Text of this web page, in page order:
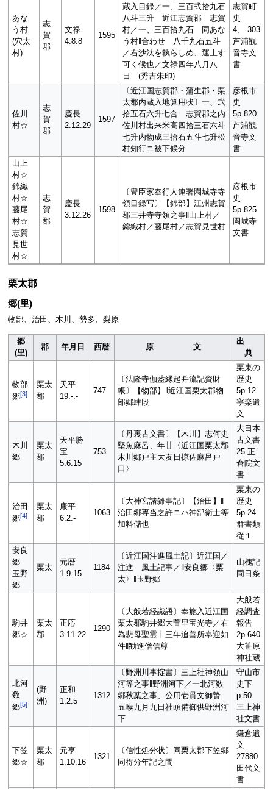
あな
う村
(穴太
村)
志
賀
郡
文禄
4.8.8
1595
蔵入目録／一、三百弐拾九石
八斗三升 近江志賀郡 志賀
村／一、三百拾九石 同あな
う村‖合わせ 八千九石五斗
／右沙汰を執らしめ、運上す
可く候也／文禄四年八月八
日 (秀吉朱印)
志賀町
史
4、.303
芦浦観
音寺文
書
佐川
村☆
志
賀
郡
慶長
2.12.29
1597
〔近江国志賀郡・蒲生郡・栗
太郡内蔵入地算用状〕一、弐
拾五石六升七合 志賀郡之内
佐川村出来米高四拾三石六斗
七升内物成三拾石五斗七升松
村知行ニ被下候分
彦根市
史
5p.820
芦浦観
音寺文
書
山上
村☆
錦織
村☆
藤尾
村☆
志賀
見世
村☆
志
賀
郡
慶長
3.12.26
1598
〔豊臣家奉行人連署園城寺寺
領目録写〕【錦部】江州志賀
郡三井寺寺領之事‖山上村／
錦織村／藤尾村／志賀見世村
彦根市
史
5p.825
園城寺
文書
栗太郡
郷(里)
物部、治田、木川、勢多、梨原
郷
(里)
郡 年月日 西暦 原 文
出
典
物部
郷[3]
栗太
郡
天平
19.-.-
747
〔法隆寺伽藍縁起并流記資財
帳〕【物部】‖近江国栗太郡物
部郷肆段
栗東の
歴史
5p.12
寧楽遺
文
木川
郷
栗太
郡
天平勝
宝
5.6.15
753
〔丹裏古文書〕【木川】志何史
堅魚麻呂、年廿〈近江国栗太郡
木川郷戸主大友日掠佐麻呂戸
口〉
大日本
古文書
25 正
倉院文
書
治田
郷[4]
栗太
郡
康平
6.2.-
1063
〔大神宮諸雑事記〕【治田】‖
治田郷専当之許ニハ神部衛士等
加料儲也
栗東の
歴史
5p.24
群書類
従１
安良
郷
玉野
郷
栗太
元暦
1.9.15
1184
〔近江国注進風土記〕近江国／
注進 風土記事／‖安良郷〈栗
太〉‖玉野郷
山槐記
同日条
駒井
郷☆
栗太
郡
正応
3.11.22
1290
〔大般若経識語〕奉施入近江国
栗太郡駒井郷大萱里宝光寺／右
為悲母聖霊十三年追善所奉迎如
件‖勧進僧信尊
大般若
経調査
報告
2p.640
大笹原
神社蔵
北河
数
郷[5]
(野
洲)
正和
1.2.5
1312
〔野洲川事掟書〕三上社神領山
河等之事‖野洲河下／一北河数
郷秋葉之事、公用壱貫文御贄
五喉九月九日社頭備御供野洲河
下
守山市
史下
p.50
三上神
社文書
下笠
郷☆
栗太
郡
元亨
1.10.16
1321
〔信性処分状〕同栗太郡下笠郷
同得分年記之間
鎌倉遺
文
27880
田代文
書